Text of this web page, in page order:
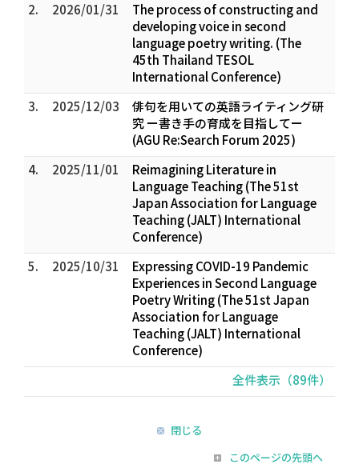
2.
2026/01/31
The process of constructing and
developing voice in second
language poetry writing. (The
45th Thailand TESOL
International Conference)
3.
2025/12/03
俳句を用いての英語ライティング研
究 ー書き手の育成を目指してー
(AGU Re:Search Forum 2025)
4.
2025/11/01
Reimagining Literature in
Language Teaching (The 51st
Japan Association for Language
Teaching (JALT) International
Conference)
5.
2025/10/31
Expressing COVID-19 Pandemic
Experiences in Second Language
Poetry Writing (The 51st Japan
Association for Language
Teaching (JALT) International
Conference)
全件表示（89件）
閉じる
このページの先頭へ